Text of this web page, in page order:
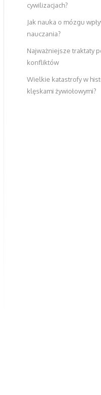
cywilizacjach?
Jak nauka o mózgu
nauczania?
Najważniejsze traktaty
konfliktów
Wielkie katastrofy w
klęskami żywiołowymi?